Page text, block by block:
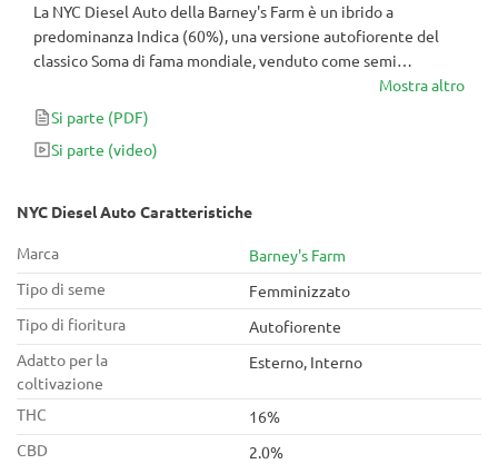
La NYC Diesel Auto della Barney's Farm è un ibrido a
predominanza Indica (60%), una versione autofiorente del
classico Soma di fama mondiale, venduto come semi
femminizzati. Mantenendo tutti i tratti e le qualità
dell'originale, come sballo forte e duraturo e odore Diesel
distinto e pungente, incrociandolo con Ruderalis ha ridotto il
suo tempo di finitura a soli 60-70 giorni dal seme al raccolto.
Mostra altro
Si parte (PDF)
Si parte (video)
NYC Diesel Auto Caratteristiche
Marca
Barney's Farm
Tipo di seme
Femminizzato
Tipo di fioritura
Autofiorente
Adatto per la
coltivazione
Esterno, Interno
THC
16%
CBD
2.0%